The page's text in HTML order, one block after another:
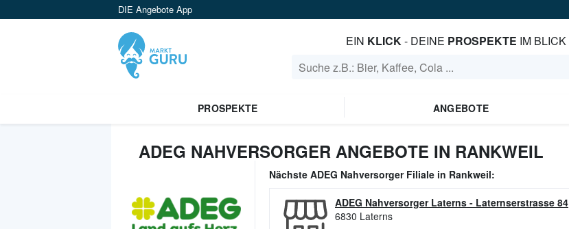
DIE Angebote App
EIN KLICK- DEINE PROSPEKTE IM BLICK
PROSPEKTE ANGEBOTE
ADEG NAHVERSORGER ANGEBOTE IN RANKWEIL
Nächste ADEG NahversorgerFiliale in Rankweil:
ADEG Nahversorger Laterns - Laternserstrasse 84
6830 Laterns